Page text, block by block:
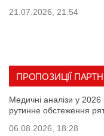
21.07.2026, 21:54
ПРОПОЗИЦІЇ
Медичні аналізи у 2026
рутинне обстеження
06.08.2026, 18:28